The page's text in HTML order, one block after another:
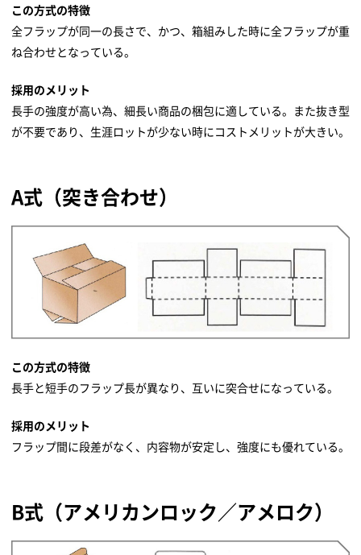
この方式の特徴
全フラップが同一の長さで、かつ、箱組みした時に全フラップが重
ね合わせとなっている。
採用のメリット
長手の強度が高い為、細長い商品の梱包に適している。また抜き型
が不要であり、生涯ロットが少ない時にコストメリットが大きい。
A式（突き合わせ）
この方式の特徴
長手と短手のフラップ長が異なり、互いに突合せになっている。
採用のメリット
フラップ間に段差がなく、内容物が安定し、強度にも優れている。
B式（アメリカンロック／アメロク）